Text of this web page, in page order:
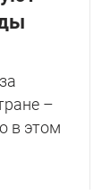
–
в этом